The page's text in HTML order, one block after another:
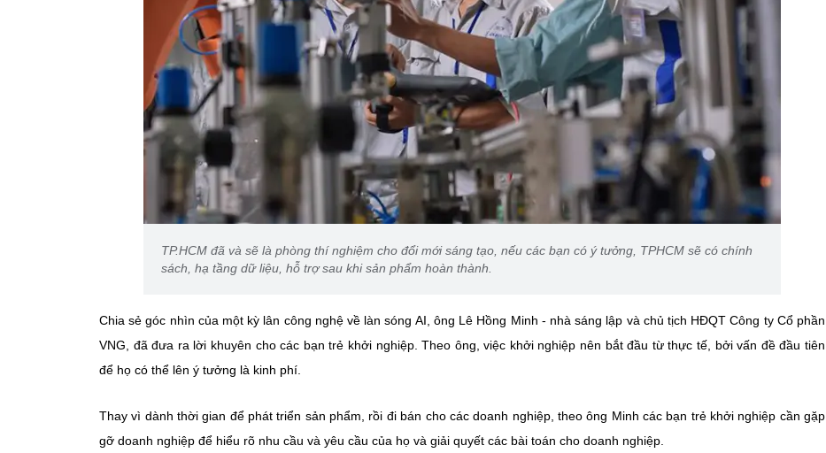
TP.HCM đã và sẽ là phòng thí nghiệm cho đổi mới sáng tạo, nếu các bạn có ý tưởng, TPHCM sẽ có chính
sách, hạ tầng dữ liệu, hỗ trợ sau khi sản phẩm hoàn thành.
Chia sẻ góc nhìn của một kỳ lân công nghệ về làn sóng AI, ông Lê Hồng Minh - nhà sáng lập và chủ tịch HĐQT Công ty Cổ phần
VNG, đã đưa ra lời khuyên cho các bạn trẻ khởi nghiệp. Theo ông, việc khởi nghiệp nên bắt đầu từ thực tế, bởi vấn đề đầu tiên
để họ có thể lên ý tưởng là kinh phí.
Thay vì dành thời gian để phát triển sản phẩm, rồi đi bán cho các doanh nghiệp, theo ông Minh các bạn trẻ khởi nghiệp cần gặp
gỡ doanh nghiệp để hiểu rõ nhu cầu và yêu cầu của họ và giải quyết các bài toán cho doanh nghiệp.